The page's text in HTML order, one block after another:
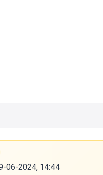
06-2024, 14:44